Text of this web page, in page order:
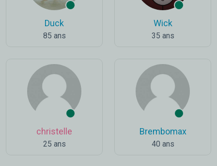
Duck
85 ans
Wick
35 ans
christelle
25 ans
Brembomax
40 ans